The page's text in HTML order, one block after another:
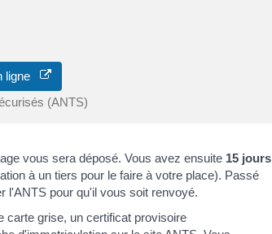
ligne
(ANTS)
vous sera déposé. Vous avez ensuite 15 jours
à un tiers pour le faire à votre place). Passé
l'ANTS pour qu'il vous soit renvoyé.
carte grise, un certificat provisoire